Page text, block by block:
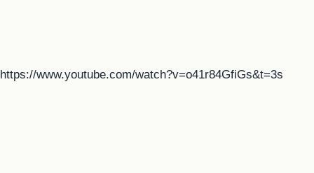
https://www.youtube.com/watch?v=o41r84GfiGs&t=3s